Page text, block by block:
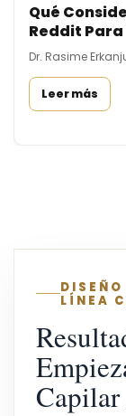
Qué
Reddit
Dr. Rasime Erkan
Leer más
LÍNEA
Capilar